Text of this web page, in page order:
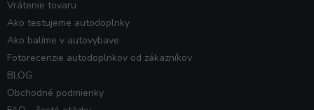
Vrátenie tovaru
Ako testujeme autodoplnky
Ako balíme v autovybave
Fotorecenzie autodoplnkov od zákazníkov
BLOG
Obchodné podmienky